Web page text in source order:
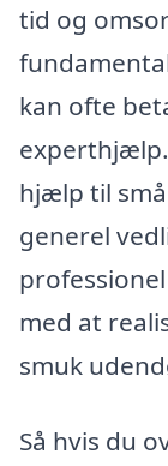
tid og
kan ofte
hjælp til
generel
med at
smuk
Så hvis du